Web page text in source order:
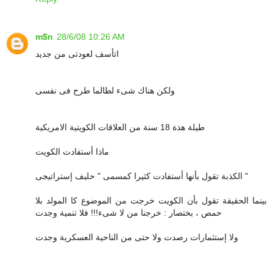
m$n 28/6/08 10:26 AM
اتأسف لعودتى من جديد
ولكن هناك شىء لطالما طرح فى نفسى
طيلة هذة 18 سنة من العلاقات الكويتية الامريكية
ماذا أستفادت الكويت
الكذبة تقول بأنها أستفادت كثيرا كمسمى " حليف إستراتيجى "
بينما الحقيقة تقول بأن الكويت خرجت من الموضوع كا المولد بلا
حمص ، بختصار : خرجنا من لا شىء!!! فلا تنمية وجدت
ولا إستثمارات رصدت ولا حتى من الناحية العسكرية وجدت